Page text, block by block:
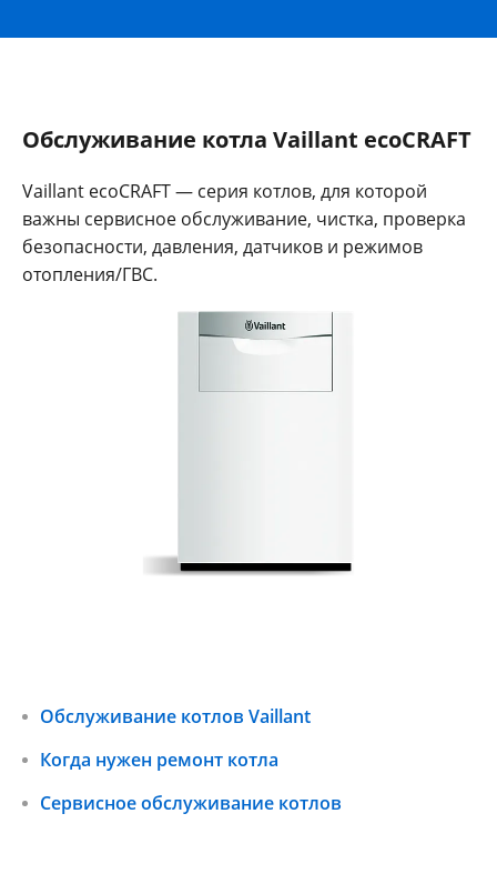
Обслуживание котла Vaillant ecoCRAFT
Vaillant ecoCRAFT — серия котлов, для которой
важны сервисное обслуживание, чистка, проверка
безопасности, давления, датчиков и режимов
отопления/ГВС.
Обслуживание котлов Vaillant
Когда нужен ремонт котла
Сервисное обслуживание котлов